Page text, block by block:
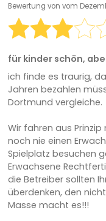
Bewertung von vom
für kinder schön,
ich finde es traurig,
Jahren bezahlen
Dortmund vergleiche.
Wir fahren aus
noch nie einen
Spielplatz besuchen
Erwachsene
die Betreiber sollten
überdenken, den
Masse macht es!!!